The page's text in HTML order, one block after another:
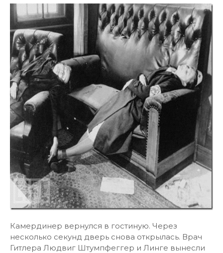
Камердинер вернулся в гостиную. Через
несколько секунд дверь снова открылась. Врач
Гитлера Людвиг Штумпфеггер и Линге вынесли